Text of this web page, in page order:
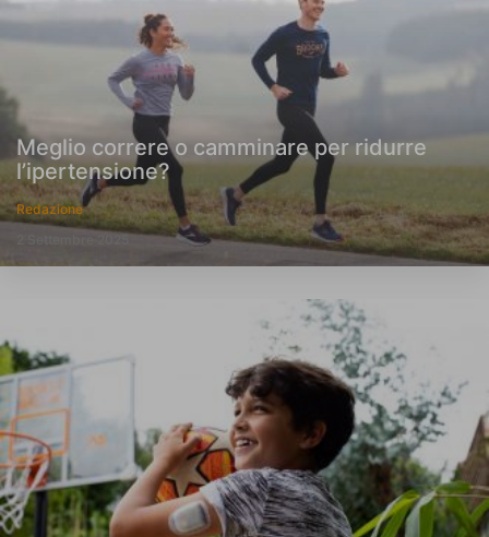
Meglio correre o camminare per ridurre
l’ipertensione?
Redazione